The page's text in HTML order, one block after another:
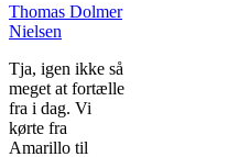
Thomas Dolmer
Nielsen
Tja, igen ikke så
meget at fortælle
fra i dag. Vi
kørte fra
Amarillo til